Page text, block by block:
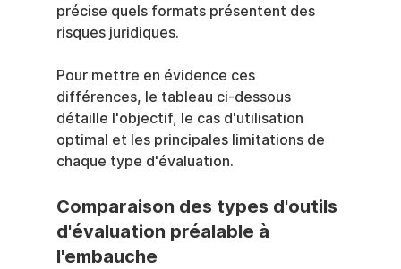
précise quels formats présentent des
risques juridiques.
Pour mettre en évidence ces
différences, le tableau ci-dessous
détaille l'objectif, le cas d'utilisation
optimal et les principales limitations de
chaque type d'évaluation.
Comparaison des types d'outils
d'évaluation préalable à
l'embauche